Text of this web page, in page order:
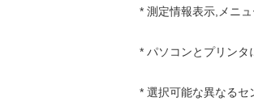
* 測定情報表示,メニ
* パソコンとプリンタ
* 選択可能な異なるセ